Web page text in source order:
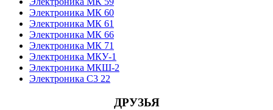
Электроника МК 60
Электроника МК 61
Электроника МК 66
Электроника МК 71
Электроника МКУ-1
Электроника МКШ-2
Электроника С3 22
ДРУЗЬЯ